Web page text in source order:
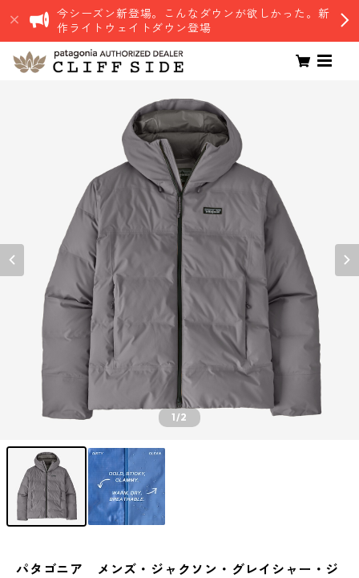
今シーズン新登場。こんなダウンが欲しかった。新
作ライトウェイトダウン登場
1/2
パタゴニア メンズ・ジャクソン・グレイシャー・ジ